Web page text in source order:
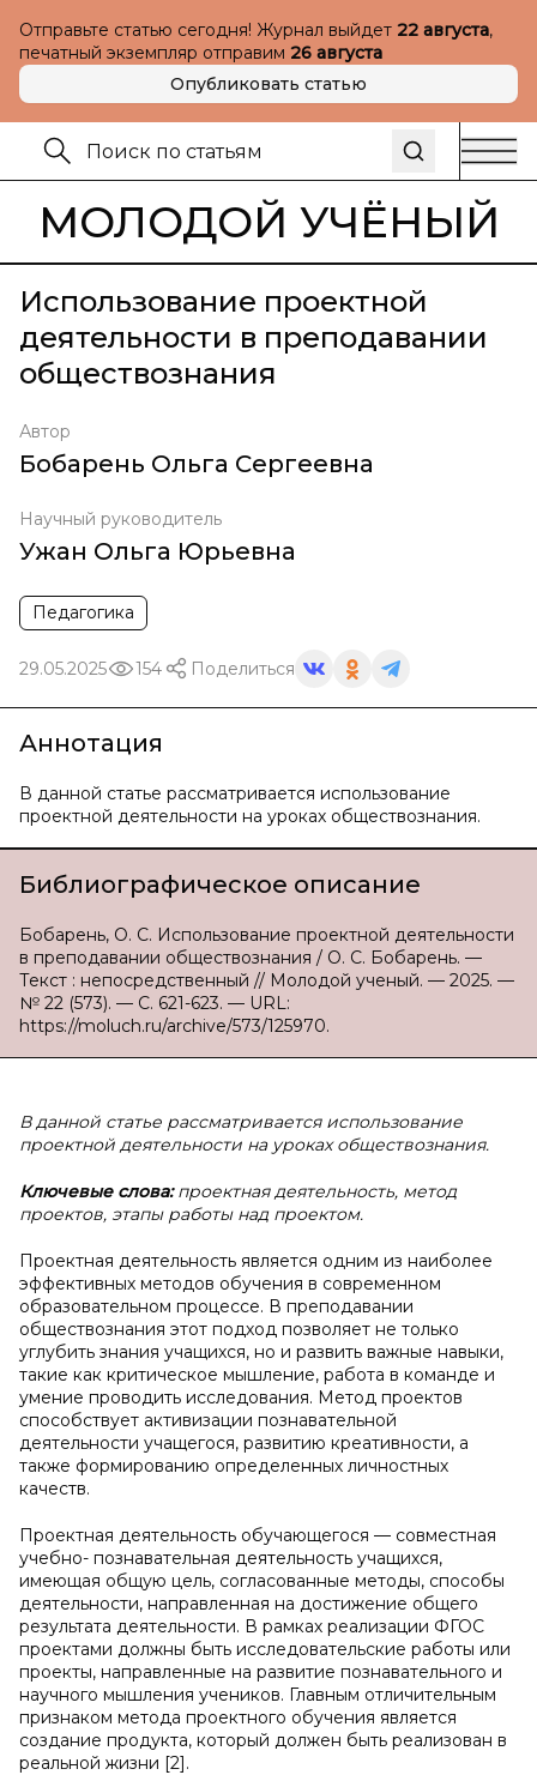
Отправьте статью сегодня! Журнал выйдет 22 августа,
печатный экземпляр отправим 26 августа
Опубликовать статью
МОЛОДОЙ УЧЁНЫЙ
Использование проектной
деятельности в преподавании
обществознания
Автор
Бобарень Ольга Сергеевна
Научный руководитель
Ужан Ольга Юрьевна
Педагогика
29.05.2025 154 Поделиться
Аннотация
В данной статье рассматривается использование
проектной деятельности на уроках обществознания.
Библиографическое описание
Бобарень, О. С. Использование проектной деятельности
в преподавании обществознания / О. С. Бобарень. —
Текст : непосредственный // Молодой ученый. — 2025. —
№ 22 (573). — С. 621-623. — URL:
https://moluch.ru/archive/573/125970.
В данной статье рассматривается использование
проектной деятельности на уроках обществознания.
Ключевые слова:проектная деятельность, метод
проектов, этапы работы над проектом.
Проектная деятельность является одним из наиболее
эффективных методов обучения в современном
образовательном процессе. В преподавании
обществознания этот подход позволяет не только
углубить знания учащихся, но и развить важные навыки,
такие как критическое мышление, работа в команде и
умение проводить исследования. Метод проектов
способствует активизации познавательной
деятельности учащегося, развитию креативности, а
также формированию определенных личностных
качеств.
Проектная деятельность обучающегося — совместная
учебно- познавательная деятельность учащихся,
имеющая общую цель, согласованные методы, способы
деятельности, направленная на достижение общего
результата деятельности. В рамках реализации ФГОС
проектами должны быть исследовательские работы или
проекты, направленные на развитие познавательного и
научного мышления учеников. Главным отличительным
признаком метода проектного обучения является
создание продукта, который должен быть реализован в
реальной жизни [2].